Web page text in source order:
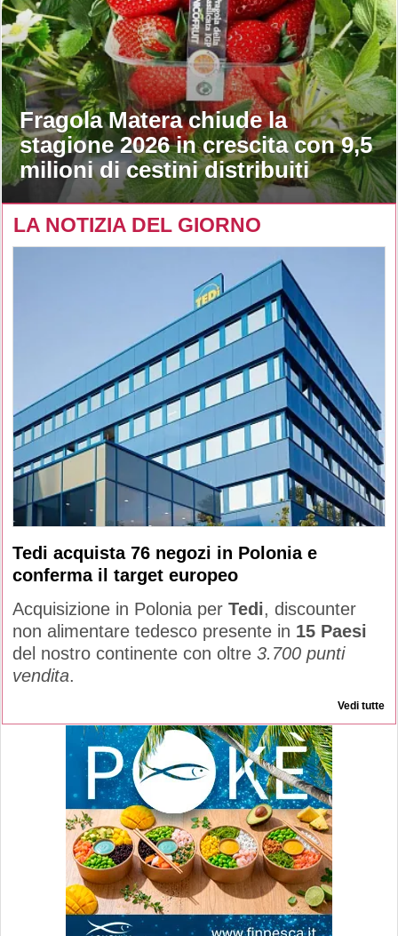
Fragola Matera chiude la
stagione 2026 in crescita con 9,5
milioni di cestini distribuiti
LA NOTIZIA DEL GIORNO
Tedi acquista 76 negozi in Polonia e
conferma il target europeo
Acquisizione in Polonia per Tedi, discounter
non alimentare tedesco presente in 15 Paesi
del nostro continente con oltre 3.700 punti
vendita.
Vedi tutte